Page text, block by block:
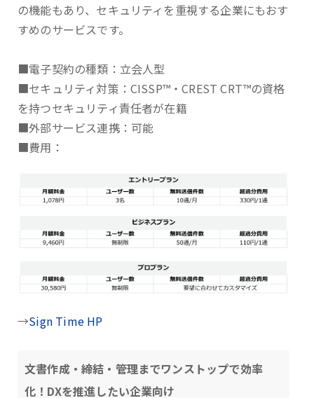
の機能もあり、セキュリティを重視する企業にもおす
すめのサービスです。
■電子契約の種類：立会人型
■セキュリティ対策：CISSP™・CREST CRT™の資格
を持つセキュリティ責任者が在籍
■外部サービス連携：可能
■費用：
→Sign Time HP
文書作成・締結・管理までワンストップで効率
化！DXを推進したい企業向け